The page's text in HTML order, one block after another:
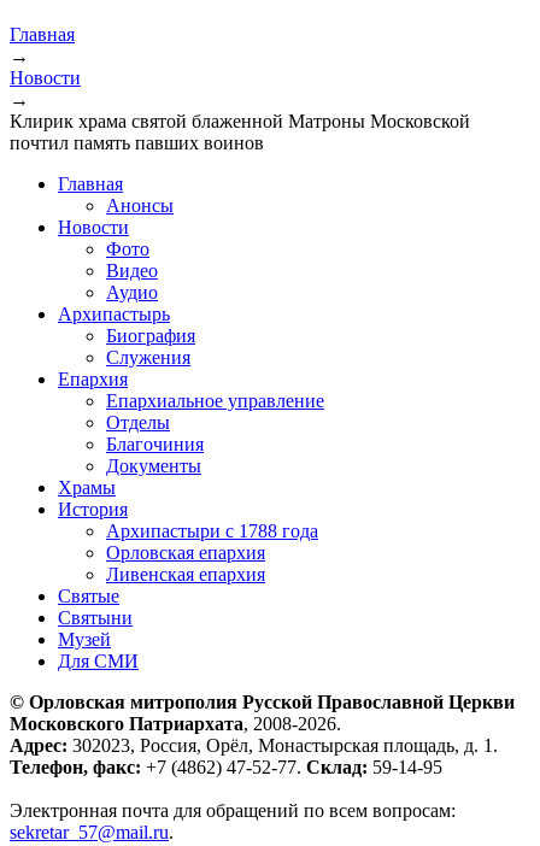
Главная
→
Новости
→
Клирик храма святой блаженной Матроны Московской
почтил память павших воинов
Главная
Анонсы
Новости
Фото
Видео
Аудио
Архипастырь
Биография
Служения
Епархия
Епархиальное управление
Отделы
Благочиния
Документы
Храмы
История
Архипастыри с 1788 года
Орловская епархия
Ливенская епархия
Святые
Святыни
Музей
Для СМИ
© Орловская митрополия Русской Православной Церкви
Московского Патриархата, 2008-2026.
Адрес: 302023, Россия, Орёл, Монастырская площадь, д. 1.
Телефон, факс: +7 (4862) 47-52-77. Склад: 59-14-95
Электронная почта для обращений по всем вопросам:
sekretar_57@mail.ru.